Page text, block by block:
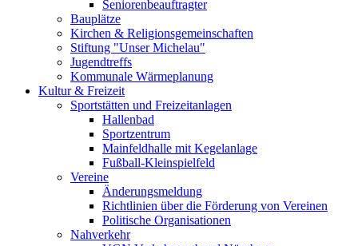
Seniorenbeauftragter
Bauplätze
Kirchen & Religionsgemeinschaften
Stiftung "Unser Michelau"
Jugendtreffs
Kommunale Wärmeplanung
Kultur & Freizeit
Sportstätten und Freizeitanlagen
Hallenbad
Sportzentrum
Mainfeldhalle mit Kegelanlage
Fußball-Kleinspielfeld
Vereine
Änderungsmeldung
Richtlinien über die Förderung von Vereinen
Politische Organisationen
Nahverkehr